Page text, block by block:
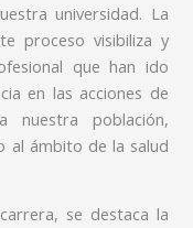
universidad. La
proceso visibiliza y
que han ido
en las acciones de
nuestra población,
al ámbito de la salud
se destaca la